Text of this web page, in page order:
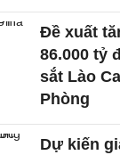
Đề xuất
86.000 tỷ
sắt Lào
Phòng
Dự kiến